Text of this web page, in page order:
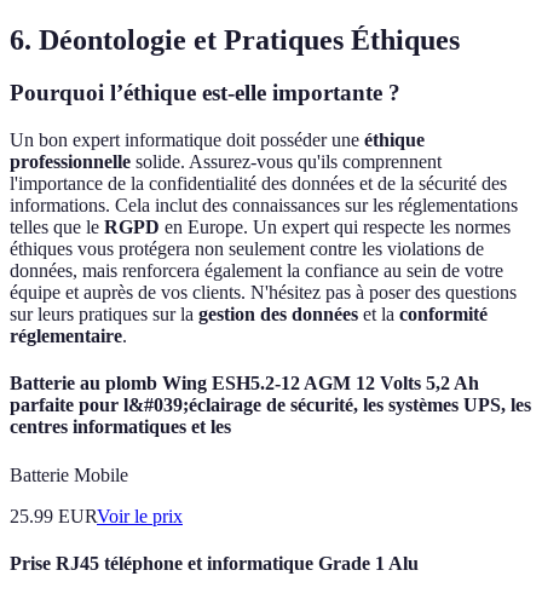
6. Déontologie et Pratiques Éthiques
Pourquoi l’éthique est-elle importante ?
Un bon expert informatique doit posséder une éthique
professionnelle solide. Assurez-vous qu'ils comprennent
l'importance de la confidentialité des données et de la sécurité des
informations. Cela inclut des connaissances sur les réglementations
telles que le RGPD en Europe. Un expert qui respecte les normes
éthiques vous protégera non seulement contre les violations de
données, mais renforcera également la confiance au sein de votre
équipe et auprès de vos clients. N'hésitez pas à poser des questions
sur leurs pratiques sur la gestion des données et la conformité
réglementaire.
Batterie au plomb Wing ESH5.2-12 AGM 12 Volts 5,2 Ah
parfaite pour l&#039;éclairage de sécurité, les systèmes UPS, les
centres informatiques et les
Batterie Mobile
25.99 EURVoir le prix
Prise RJ45 téléphone et informatique Grade 1 Alu